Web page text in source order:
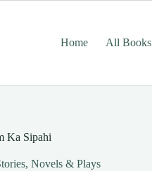
Home
All Books
Ka Sipahi
Novels & Plays